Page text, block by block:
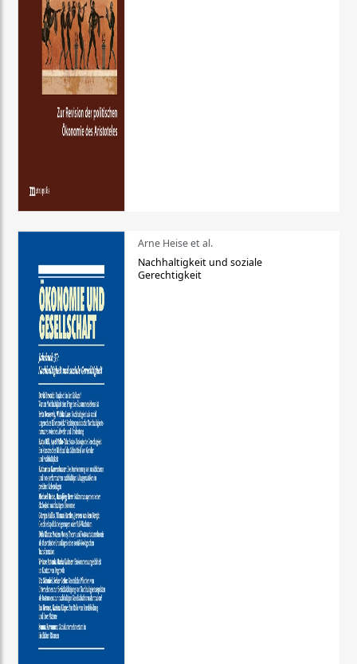
Arne Heise et al.
Nachhaltigkeit und soziale
Gerechtigkeit